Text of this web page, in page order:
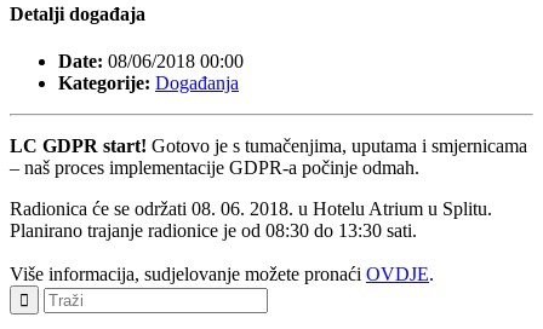
Detalji događaja
Date: 08/06/2018 00:00
Kategorije: Događanja
LC GDPR start! Gotovo je s tumačenjima, uputama i smjernicama
– naš proces implementacije GDPR-a počinje odmah.
Radionica će se održati 08. 06. 2018. u Hotelu Atrium u Splitu.
Planirano trajanje radionice je od 08:30 do 13:30 sati.
Više informacija, sudjelovanje možete pronaći OVDJE.